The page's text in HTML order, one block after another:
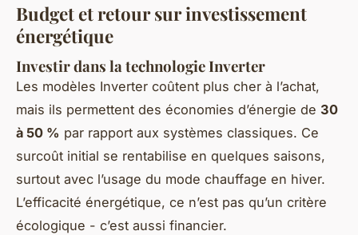
Budget et retour sur investissement
énergétique
Investir dans la technologie Inverter
Les modèles Inverter coûtent plus cher à l’achat,
mais ils permettent des économies d’énergie de 30
à 50 % par rapport aux systèmes classiques. Ce
surcoût initial se rentabilise en quelques saisons,
surtout avec l’usage du mode chauffage en hiver.
L’efficacité énergétique, ce n’est pas qu’un critère
écologique - c’est aussi financier.